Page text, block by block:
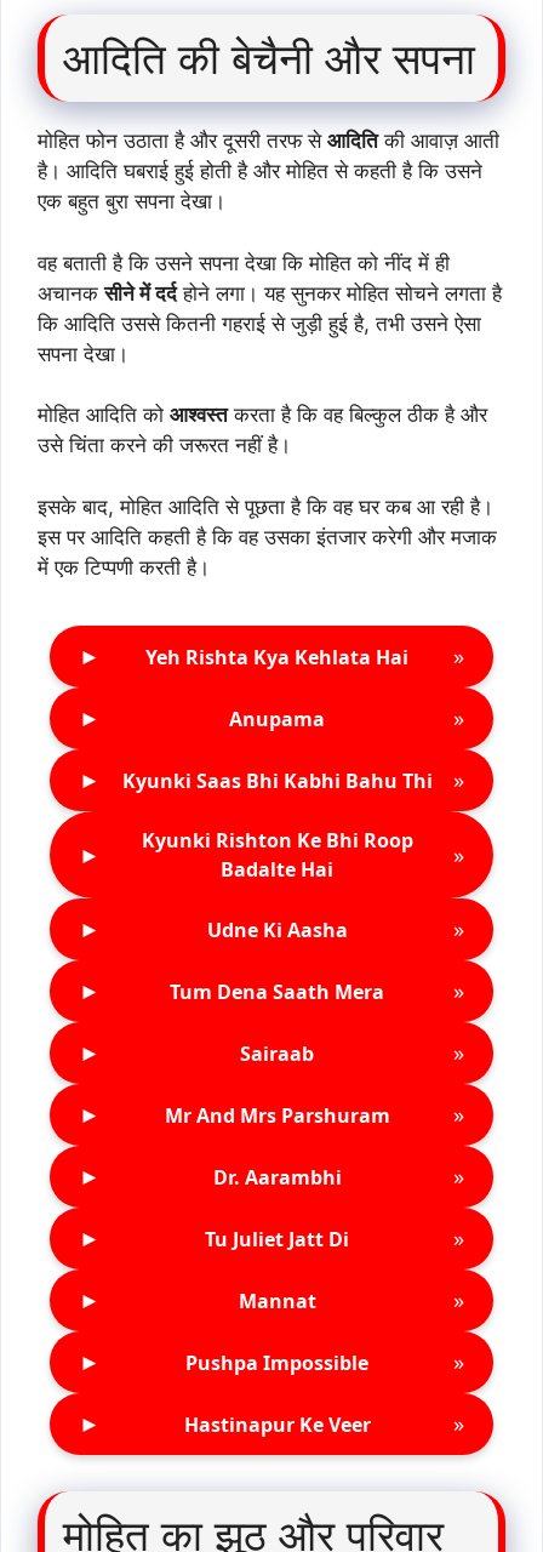
आदिति की बेचैनी और सपना
मोहित फोन उठाता है और दूसरी तरफ से आदितिकी आवाज़ आती
है। आदिति घबराई हुई होती है और मोहित से कहती है कि उसने
एक बहुत बुरा सपना देखा।
वह बताती है कि उसने सपना देखा कि मोहित को नींद में ही
अचानकसीने में दर्दहोने लगा। यह सुनकर मोहित सोचने लगता है
कि आदिति उससे कितनी गहराई से जुड़ी हुई है, तभी उसने ऐसा
सपना देखा।
मोहित आदिति को आश्वस्तकरता है कि वह बिल्कुल ठीक है और
उसे चिंता करने की जरूरत नहीं है।
इसके बाद, मोहित आदिति से पूछता है कि वह घर कब आ रही है।
इस पर आदिति कहती है कि वह उसका इंतजार करेगी और मजाक
में एक टिप्पणी करती है।
► Yeh Rishta Kya Kehlata Hai »
► Anupama »
► Kyunki Saas Bhi Kabhi Bahu Thi »
►
Kyunki Rishton Ke Bhi Roop
Badalte Hai
»
► Udne Ki Aasha »
► Tum Dena Saath Mera »
► Sairaab »
► Mr And Mrs Parshuram »
► Dr. Aarambhi »
► Tu Juliet Jatt Di »
► Mannat »
► Pushpa Impossible »
► Hastinapur Ke Veer »
मोहित का झूठ और परिवार